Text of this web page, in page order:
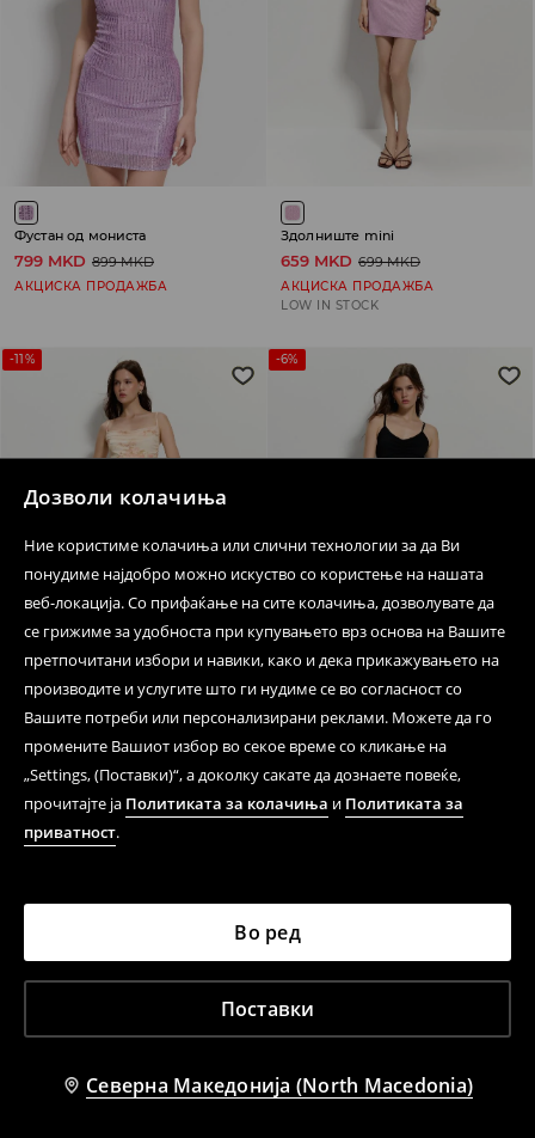
Дозволи колачиња
Ние користиме колачиња или слични технологии за да Ви
понудиме најдобро можно искуство со користење на нашата
веб-локација. Со прифаќање на сите колачиња, дозволувате да
се грижиме за удобноста при купувањето врз основа на Вашите
претпочитани избори и навики, како и дека прикажувањето на
производите и услугите што ги нудиме се во согласност со
Вашите потреби или персонализирани реклами. Можете да го
промените Вашиот избор во секое време со кликање на
„Settings, (Поставки)“, а доколку сакате да дознаете повеќе,
прочитајте ја Политиката за колачиња и Политиката за
приватност.
Поставки
Во ред
Северна Македонија (North Macedonia)
Фустан од мониста
799 MKD 899 MKD
АКЦИСКА ПРОДАЖБА
Здолниште mini
659 MKD 699 MKD
АКЦИСКА ПРОДАЖБА
LOW IN STOCK
-11%
Здолниште mini
799 MKD 899 MKD
АКЦИСКА ПРОДАЖБА
-6%
Здолниште mini
659 MKD 699 MKD
АКЦИСКА ПРОДАЖБА
LOW IN STOCK